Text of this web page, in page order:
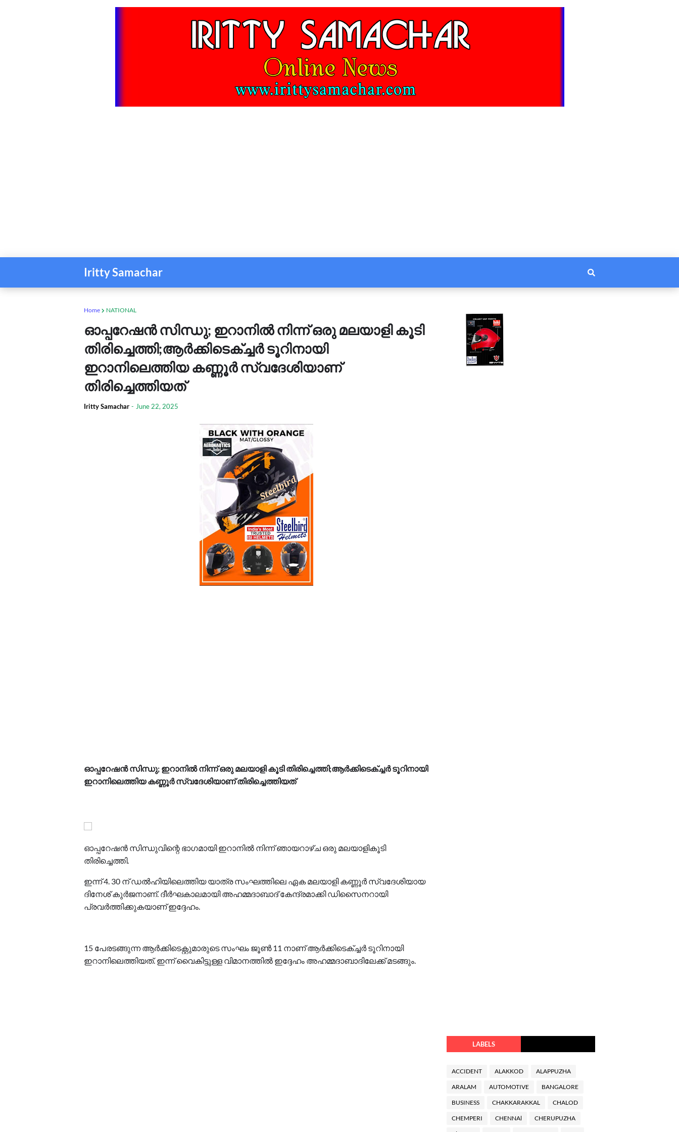
Iritty Samachar
Home NATIONAL
ഓപ്പറേഷൻ സിന്ധു; ഇറാനിൽ നിന്ന് ഒരു മലയാളി കൂടി
തിരിച്ചെത്തി;ആര്‍ക്കിടെക്ച്ചര്‍ ടൂറിനായി
ഇറാനിലെത്തിയ കണ്ണൂര്‍ സ്വദേശിയാണ്
തിരിച്ചെത്തിയത്
Iritty Samachar - June 22, 2025
ഓപ്പറേഷൻ സിന്ധു; ഇറാനിൽ നിന്ന് ഒരു മലയാളി കൂടി തിരിച്ചെത്തി;ആര്‍ക്കിടെക്ച്ചര്‍ ടൂറിനായി
ഇറാനിലെത്തിയ കണ്ണൂര്‍ സ്വദേശിയാണ് തിരിച്ചെത്തിയത്
ഓപ്പറേഷൻ സിന്ധുവിന്റെ ഭാഗമായി ഇറാനിൽ നിന്ന് ഞായറാഴ്ച ഒരു മലയാളികൂടി
തിരിച്ചെത്തി.
ഇന്ന് 4. 30 ന് ഡൽഹിയിലെത്തിയ യാത്ര സംഘത്തിലെ ഏക മലയാളി കണ്ണൂർ സ്വദേശിയായ
ദിനേശ് കുർജനാണ്. ദീർഘകാലമായി അഹമ്മദാബാദ് കേന്ദ്രമാക്കി ഡിസൈനറായി
പ്രവർത്തിക്കുകയാണ് ഇദ്ദേഹം.
15 പേരടങ്ങുന്ന ആർക്കിടെക്റ്റുമാരുടെ സംഘം ജൂൺ 11 നാണ് ആർക്കിടെക്ച്ചർ ടൂറിനായി
ഇറാനിലെത്തിയത്. ഇന്ന് വൈകിട്ടുള്ള വിമാനത്തിൽ ഇദ്ദേഹം അഹമ്മദാബാദിലേക്ക് മടങ്ങും.
LABELS
ACCIDENT ALAKKOD ALAPPUZHA
ARALAM AUTOMOTIVE BANGALORE
BUSINESS CHAKKARAKKAL CHALOD
CHEMPERI CHENNAl CHERUPUZHA